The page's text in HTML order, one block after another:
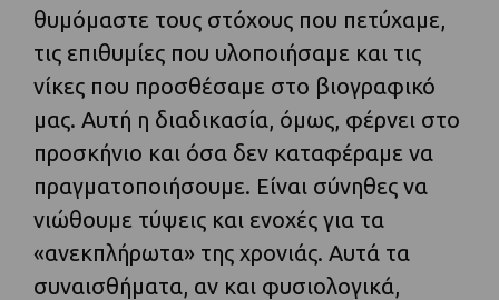
θυμόμαστε τους στόχους που πετύχαμε,
τις επιθυμίες που υλοποιήσαμε και τις
νίκες που προσθέσαμε στο βιογραφικό
μας. Αυτή η διαδικασία, όμως, φέρνει στο
προσκήνιο και όσα δεν καταφέραμε να
πραγματοποιήσουμε. Είναι σύνηθες να
νιώθουμε τύψεις και ενοχές για τα
«ανεκπλήρωτα» της χρονιάς. Αυτά τα
συναισθήματα, αν και φυσιολογικά,